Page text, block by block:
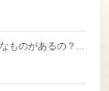
ものがあるの？...